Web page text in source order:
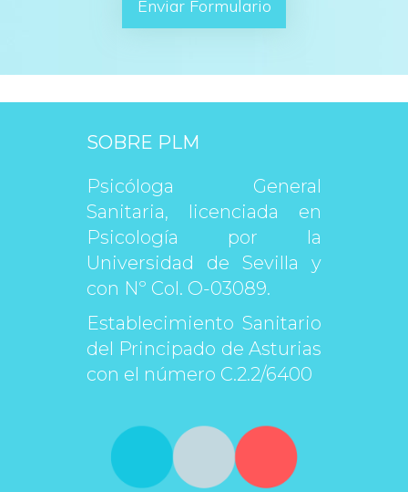
SOBRE PLM
Psicóloga General
Sanitaria, licenciada en
Psicología por la
Universidad de Sevilla y
con Nº Col. O-03089.
Establecimiento Sanitario
del Principado de Asturias
con el número C.2.2/6400